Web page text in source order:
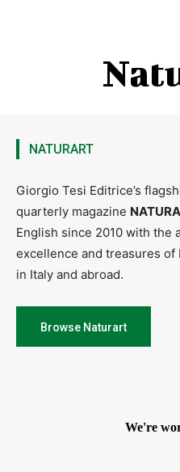
NATURART
Giorgio Tesi Editrice’s
quarterly magazine
English since 2010 with the
excellence and treasures
in Italy and abroad.
Browse Naturart